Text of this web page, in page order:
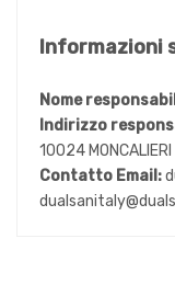
Informazioni
Nome
Indirizzo
10024 MONCALIERI
Contatto Email: